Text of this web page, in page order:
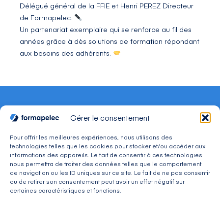
Gérer le consentement
Pour offrir les meilleures expériences, nous utilisons des
technologies telles que les cookies pour stocker et/ou accéder aux
informations des appareils. Le fait de consentir à ces technologies
nous permettra de traiter des données telles que le comportement
de navigation ou les ID uniques sur ce site. Le fait de ne pas consentir
ou de retirer son consentement peut avoir un effet négatif sur
certaines caractéristiques et fonctions.
Délégué général de la FFIE et Henri PEREZ Directeur
de Formapelec.
Un partenariat exemplaire qui se renforce au fil des
années grâce à dès solutions de formation répondant
aux besoins des adhérents.
CONTACT
Adresse : 30, avenue du Président Wilson 94234
CACHAN Cedex
Téléphone : 01 49 08 03 03
Mail : commercial@formapelec.fr